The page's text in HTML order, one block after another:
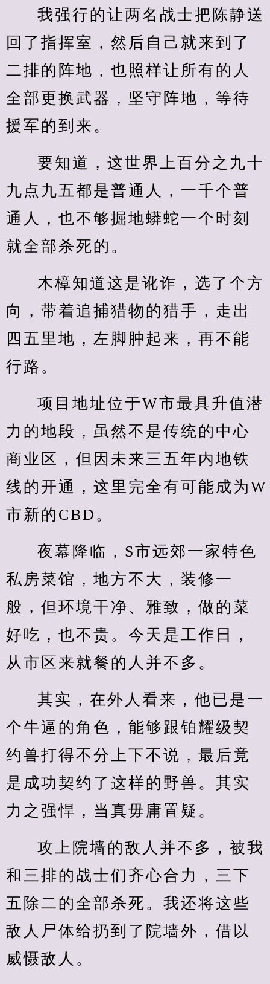
我强行的让两名战士把陈静送
回了指挥室，然后自己就来到了
二排的阵地，也照样让所有的人
全部更换武器，坚守阵地，等待
援军的到来。
要知道，这世界上百分之九十
九点九五都是普通人，一千个普
通人，也不够掘地蟒蛇一个时刻
就全部杀死的。
木樟知道这是讹诈，选了个方
向，带着追捕猎物的猎手，走出
四五里地，左脚肿起来，再不能
行路。
项目地址位于W市最具升值潜
力的地段，虽然不是传统的中心
商业区，但因未来三五年内地铁
线的开通，这里完全有可能成为W
市新的CBD。
夜幕降临，S市远郊一家特色
私房菜馆，地方不大，装修一
般，但环境干净、雅致，做的菜
好吃，也不贵。今天是工作日，
从市区来就餐的人并不多。
其实，在外人看来，他已是一
个牛逼的角色，能够跟铂耀级契
约兽打得不分上下不说，最后竟
是成功契约了这样的野兽。其实
力之强悍，当真毋庸置疑。
攻上院墙的敌人并不多，被我
和三排的战士们齐心合力，三下
五除二的全部杀死。我还将这些
敌人尸体给扔到了院墙外，借以
威慑敌人。